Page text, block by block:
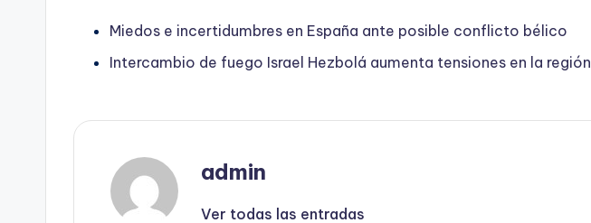
Miedos e incertidumbres en España ante posible conflicto bélico
Intercambio de fuego Israel Hezbolá aumenta tensiones en la región
admin
Ver todas las entradas